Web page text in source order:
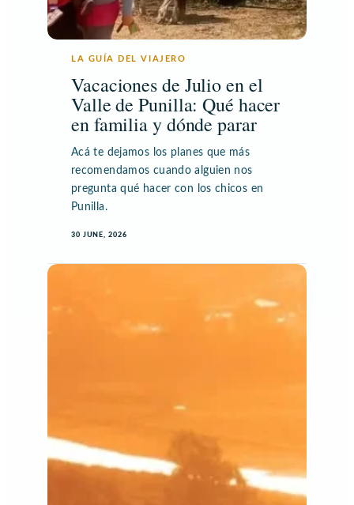
LA GUÍA DEL VIAJERO
Vacaciones de Julio en el
Valle de Punilla: Qué hacer
en familia y dónde parar
Acá te dejamos los planes que más
recomendamos cuando alguien nos
pregunta qué hacer con los chicos en
Punilla.
30 JUNE, 2026